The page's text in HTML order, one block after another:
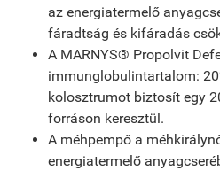
az energiatermelő
fáradtság és kifáradás
A MARNYS® Propolvit
immunglobulintartalom:
kolosztrumot biztosít egy
forráson keresztül.
A méhpempő a
energiatermelő